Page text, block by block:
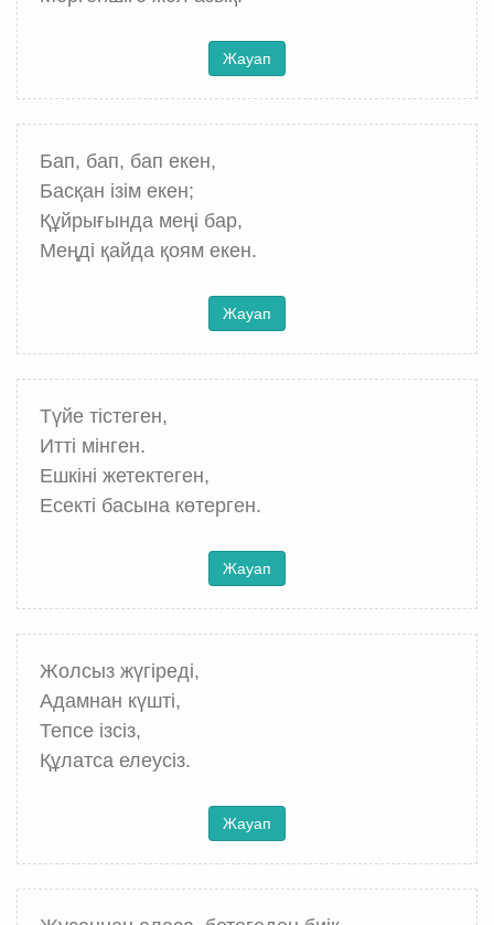
Жауап
Бап, бап, бап екен,
Басқан ізім екен;
Құйрығында меңі бар,
Меңді қайда қоям екен.
Жауап
Түйе тістеген,
Итті мінген.
Ешкіні жетектеген,
Есекті басына көтерген.
Жауап
Жолсыз жүгіреді,
Адамнан күшті,
Тепсе ізсіз,
Құлатса елеусіз.
Жауап